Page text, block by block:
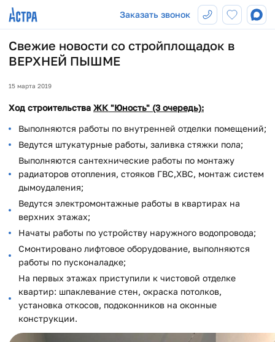
Заказать звонок
Свежие новости со стройплощадок в
ВЕРХНЕЙ ПЫШМЕ
15 марта 2019
Ход строительства ЖК "Юность" (3 очередь):
Выполняются работы по внутренней отделки помещений;
Ведутся штукатурные работы, заливка стяжки пола;
Выполняются сантехнические работы по монтажу
радиаторов отопления, стояков ГВС,ХВС, монтаж систем
дымоудаления;
Ведутся электромонтажные работы в квартирах на
верхних этажах;
Начаты работы по устройству наружного водопровода;
Смонтировано лифтовое оборудование, выполняются
работы по пусконаладке;
На первых этажах приступили к чистовой отделке
квартир: шпаклевание стен, окраска потолков,
установка откосов, подоконников на оконные
конструкции.